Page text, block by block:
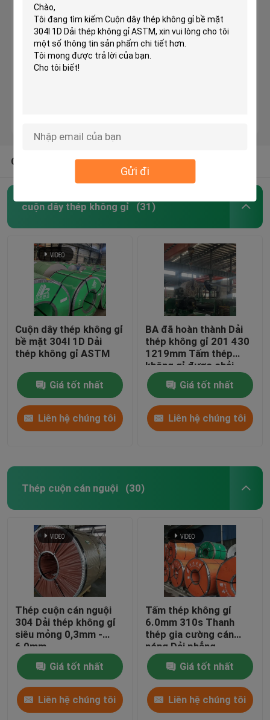
Gửi đi
Thép cuộn cán nóng
Tấm thép không gỉ
Dàn ống thép không gỉ
góc thép không gỉ
Kênh thép không gỉ
thép không gỉ tôi dầm
Thanh tròn thép không gỉ
mặt bích thép không gỉ
Thanh kim loại đen
tấm cắt thép
tấm nhôm
Tấm nhôm hoa văn
CÁC LOẠI KHÁC TỪ CHÚNG TÔI
cuộn dây thép không gỉ (31)
Cuộn dây thép không gỉ
bề mặt 304l 1D Dải
thép không gỉ ASTM
Giá tốt nhất
Liên hệ chúng tôi
BA đã hoàn thành Dải
thép không gỉ 201 430
1219mm Tấm thép
không gỉ được chải
Giá tốt nhất
Liên hệ chúng tôi
Thép cuộn cán nguội (30)
Thép cuộn cán nguội
304 Dải thép không gỉ
siêu mỏng 0,3mm -
6,0mm
Giá tốt nhất
Liên hệ chúng tôi
Tấm thép không gỉ
6.0mm 310s Thanh
thép gia cường cán
nóng Dải phẳng
Giá tốt nhất
Liên hệ chúng tôi